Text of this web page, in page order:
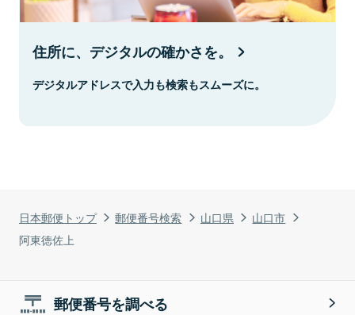
日本郵便トップ 郵便番号検索 山口県
山口市
阿東徳佐上
住所に、デジタルの確かさを。
デジタルアドレスで入力も検索もスムーズに。
郵便番号を調べる